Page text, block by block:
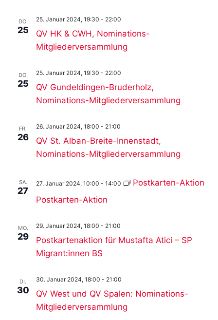
DO.
25
QV HK & CWH, Nominations-
Mitgliederversammlung
25. Januar 2024, 19:30 - 22:00
DO.
25
QV Gundeldingen-Bruderholz,
Nominations-Mitgliederversammlung
25. Januar 2024, 19:30 - 22:00
FR.
26
QV St. Alban-Breite-Innenstadt,
Nominations-Mitgliederversammlung
26. Januar 2024, 18:00 - 21:00
SA.
27
Postkarten-Aktion
27. Januar 2024, 10:00 - 14:00 Postkarten-Aktion
MO.
29
Postkartenaktion für Mustafta Atici – SP
Migrant:innen BS
29. Januar 2024, 18:00 - 21:00
DI.
30
QV West und QV Spalen: Nominations-
Mitgliederversammlung
30. Januar 2024, 18:00 - 21:00